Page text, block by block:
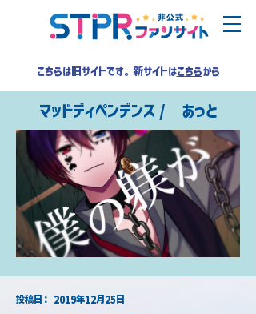
こちらは旧サイトです。新サイトはこちらから
マッドディペンデンス / あっと
​投稿日： 2019年12月25日